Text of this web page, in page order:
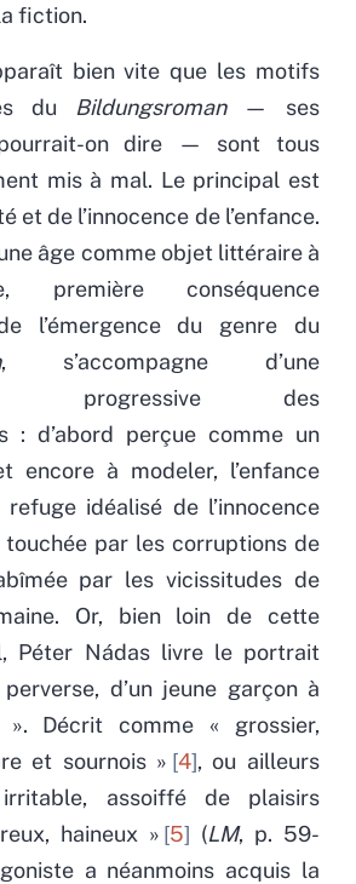
fiction.
bien vite que les motifs
du
Bildungsroman—
ses
on dire — sont tous
mis à mal. Le principal est
et de l’innocence de l’enfance.
âge comme objet littéraire à
première conséquence
l’émergence du genre du
, s’accompagne d’une
progressive des
: d’abord perçue comme un
encore à modeler, l’enfance
idéalisé de l’innocence
touchée par les corruptions de
par les vicissitudes de
Or, bien loin de cette
Péter Nádas livre le portrait
d’un jeune garçon à
». Décrit comme « grossier,
et sournois » 4 , ou ailleurs
assoiffé de plaisirs
haineux » 5 (LM, p. 59-
a néanmoins acquis la